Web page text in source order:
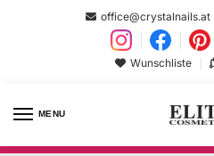
office@crystalnails.at
Wunschliste
MENU